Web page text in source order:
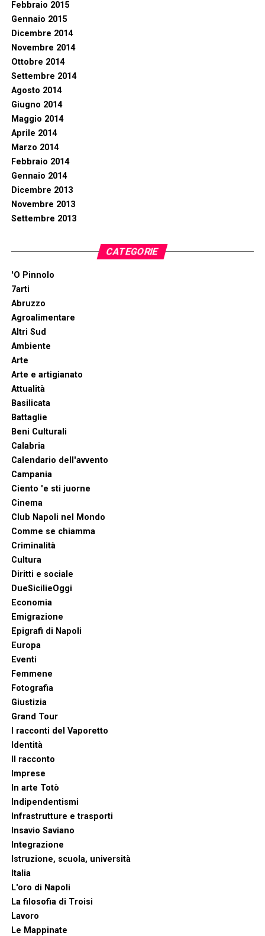
Febbraio 2015
Gennaio 2015
Dicembre 2014
Novembre 2014
Ottobre 2014
Settembre 2014
Agosto 2014
Giugno 2014
Maggio 2014
Aprile 2014
Marzo 2014
Febbraio 2014
Gennaio 2014
Dicembre 2013
Novembre 2013
Settembre 2013
CATEGORIE
'O Pinnolo
7arti
Abruzzo
Agroalimentare
Altri Sud
Ambiente
Arte
Arte e artigianato
Attualità
Basilicata
Battaglie
Beni Culturali
Calabria
Calendario dell'avvento
Campania
Ciento 'e sti juorne
Cinema
Club Napoli nel Mondo
Comme se chiamma
Criminalità
Cultura
Diritti e sociale
DueSicilieOggi
Economia
Emigrazione
Epigrafi di Napoli
Europa
Eventi
Femmene
Fotografia
Giustizia
Grand Tour
I racconti del Vaporetto
Identità
Il racconto
Imprese
In arte Totò
Indipendentismi
Infrastrutture e trasporti
Insavio Saviano
Integrazione
Istruzione, scuola, università
Italia
L'oro di Napoli
La filosofia di Troisi
Lavoro
Le Mappinate